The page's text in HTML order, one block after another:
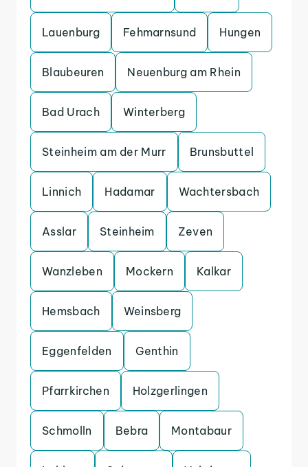
Lauenburg Fehmarnsund Hungen
Blaubeuren Neuenburg am Rhein
Bad Urach Winterberg
Steinheim am der Murr Brunsbuttel
Linnich Hadamar Wachtersbach
Asslar Steinheim Zeven
Wanzleben Mockern Kalkar
Hemsbach Weinsberg
Eggenfelden Genthin
Pfarrkirchen Holzgerlingen
Schmolln Bebra Montabaur